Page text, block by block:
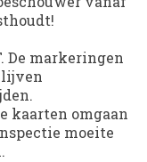
De markeringen
kaarten omgaan
moeite